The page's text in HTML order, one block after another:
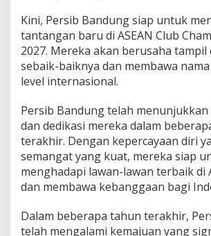
Kini, Persib Bandung siap untuk
tantangan baru di ASEAN Club
2027. Mereka akan berusaha tampil
sebaik-baiknya dan membawa
level internasional.
Persib Bandung telah
dan dedikasi mereka dalam
terakhir. Dengan kepercayaan diri
semangat yang kuat, mereka siap
menghadapi lawan-lawan terbaik di
dan membawa kebanggaan bagi
Dalam beberapa tahun terakhir,
telah mengalami kemajuan yang